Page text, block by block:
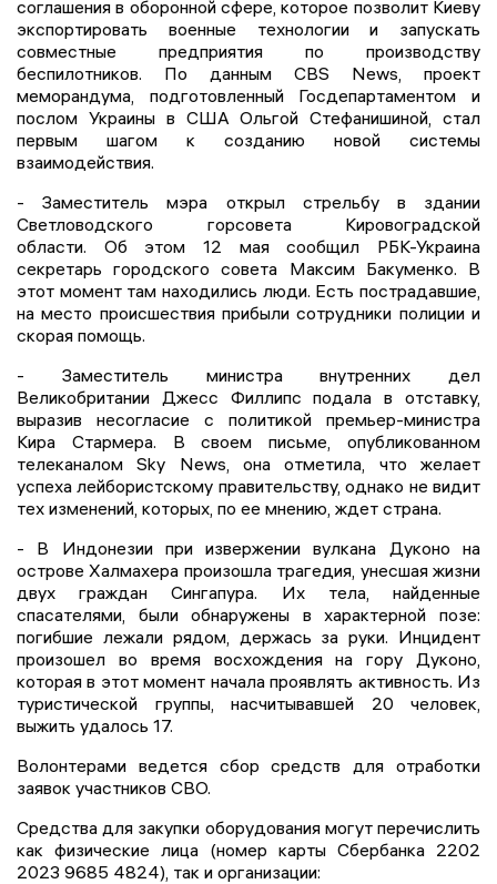
соглашения в оборонной сфере, которое позволит Киеву
экспортировать военные технологии и запускать
совместные предприятия по производству
беспилотников. По данным CBS News, проект
меморандума, подготовленный Госдепартаментом и
послом Украины в США Ольгой Стефанишиной, стал
первым шагом к созданию новой системы
взаимодействия.
- Заместитель мэра открыл стрельбу в здании
Светловодского горсовета Кировоградской
области. Об этом 12 мая сообщил РБК-Украина
секретарь городского совета Максим Бакуменко. В
этот момент там находились люди. Есть пострадавшие,
на место происшествия прибыли сотрудники полиции и
скорая помощь.
- Заместитель министра внутренних дел
Великобритании Джесс Филлипс подала в отставку,
выразив несогласие с политикой премьер-министра
Кира Стармера. В своем письме, опубликованном
телеканалом Sky News, она отметила, что желает
успеха лейбористскому правительству, однако не видит
тех изменений, которых, по ее мнению, ждет страна.
- В Индонезии при извержении вулкана Дуконо на
острове Халмахера произошла трагедия, унесшая жизни
двух граждан Сингапура. Их тела, найденные
спасателями, были обнаружены в характерной позе:
погибшие лежали рядом, держась за руки. Инцидент
произошел во время восхождения на гору Дуконо,
которая в этот момент начала проявлять активность. Из
туристической группы, насчитывавшей 20 человек,
выжить удалось 17.
Волонтерами ведется сбор средств для отработки
заявок участников СВО.
Средства для закупки оборудования могут перечислить
как физические лица (номер карты Сбербанка 2202
2023 9685 4824), так и организации: